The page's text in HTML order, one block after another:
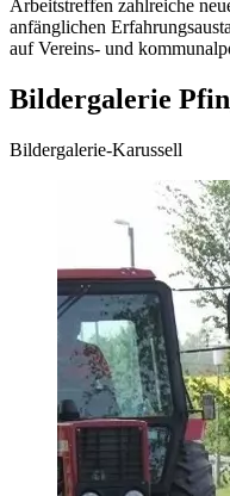
Arbeitstreffen zahlreiche
anfänglichen
auf Vereins- und
Bildergalerie
Bildergalerie-Karussell